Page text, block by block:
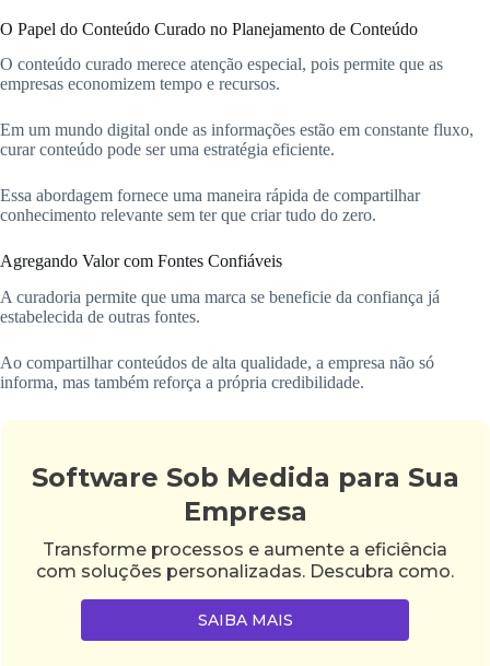
O Papel do Conteúdo Curado no Planejamento de Conteúdo
O conteúdo curado merece atenção especial, pois permite que as
empresas economizem tempo e recursos.
Em um mundo digital onde as informações estão em constante fluxo,
curar conteúdo pode ser uma estratégia eficiente.
Essa abordagem fornece uma maneira rápida de compartilhar
conhecimento relevante sem ter que criar tudo do zero.
Agregando Valor com Fontes Confiáveis
A curadoria permite que uma marca se beneficie da confiança já
estabelecida de outras fontes.
Ao compartilhar conteúdos de alta qualidade, a empresa não só
informa, mas também reforça a própria credibilidade.
Software Sob Medida para Sua
Empresa
Transforme processos e aumente a eficiência
com soluções personalizadas. Descubra como.
SAIBA MAIS